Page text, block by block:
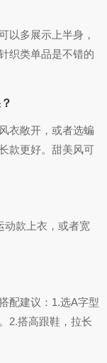
以多展示上半身，
织类单品是不错的
衣敞开，或者选蝙
款更好。甜美风可
动款上衣，或者宽
配建议：1.选A字型
2.搭高跟鞋，拉长